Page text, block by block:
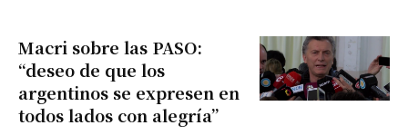
Macri sobre las PASO:
“deseo de que los
argentinos se expresen en
todos lados con alegría”